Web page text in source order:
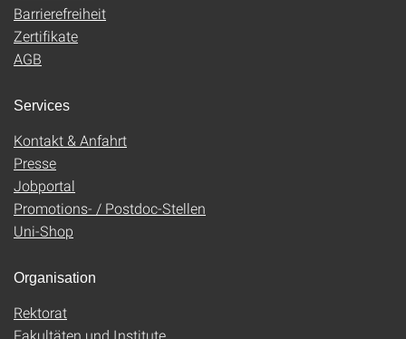
Barrierefreiheit
Zertifikate
AGB
Services
Kontakt & Anfahrt
Presse
Jobportal
Promotions- / Postdoc-Stellen
Uni-Shop
Organisation
Rektorat
Fakultäten und Institute